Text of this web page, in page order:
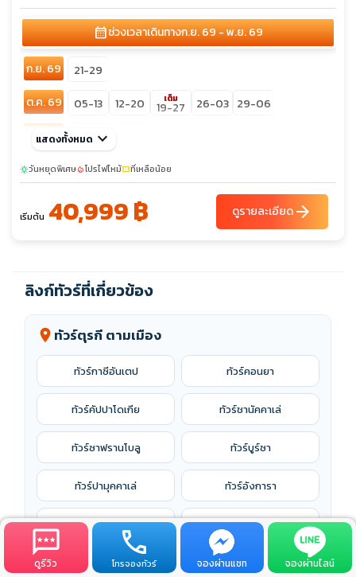
calendar_monthช่วงเวลาเดินทางก.ย. 69 - พ.ย. 69
ก.ย. 69
21-29
ต.ค. 69
05-13 12-20 เต็ม
19-27 26-03 29-06
พ.ย. 69
07-15
แสดงทั้งหมด keyboard_arrow_down
sunnyวันหยุดพิเศษlocal_fire_departmentโปรไฟไหม้confirmation_numberที่เหลือน้อย
เริ่มต้น 40,999 ฿ ดูรายละเอียดarrow_forward
ลิงก์ทัวร์ที่เกี่ยวข้อง
location_on ทัวร์ตุรกี ตามเมือง
ทัวร์กาซีอันเตป ทัวร์คอนยา
ทัวร์คัปปาโดเกีย ทัวร์ชานัคคาเล่
ทัวร์ซาฟรานโบลู ทัวร์บูร์ซา
ทัวร์ปามุคคาเล่ ทัวร์อังการา
ทัวร์อันตัลยา ทัวร์อิซมีร์
ทัวร์อิสตันบูล ทัวร์เมร์ซีน
ดูรีวิว โทรจองทัวร์ จองผ่านแชท จองผ่านไลน์